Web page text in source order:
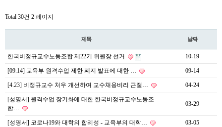
Total 30건 2 페이지
제목 날짜
한국비정규교수노동조합 제22기 위원장 선거 10-19
[09.14] 교육부 원격수업 제한 폐지 발표에 대한 … 09-14
[4.23] 비정규교수 처우 개선하여 교수채용비리 근절… 04-24
[성명서] 원격수업 장기화에 대한 한국비정규교수노동조
합…
03-29
[성명서] 코로나19와 대학의 합리성 - 교육부의 대학… 03-05